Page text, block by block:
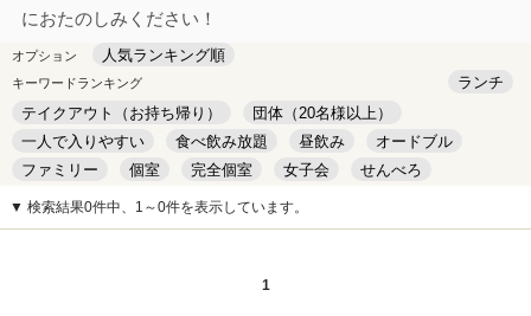
におたのしみください！
オプション 人気ランキング順
キーワードランキング
ランチ
テイクアウト（お持ち帰り）
団体（20名様以上）
一人で入りやすい
食べ飲み放題 昼飲み
オードブル
ファミリー
個室 完全個室 女子会
せんべろ
キッズルーム
安い デート
▼ 検索結果0件中、1～0件を表示しています。
1